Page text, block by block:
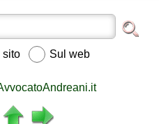
sito Sul web